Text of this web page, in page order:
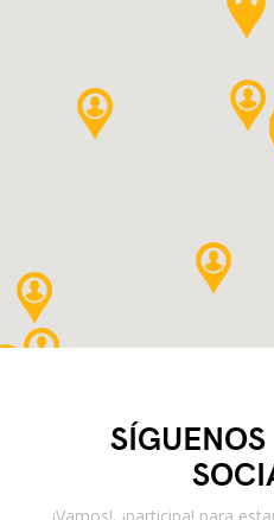
¡Vamos!, ¡participa! para